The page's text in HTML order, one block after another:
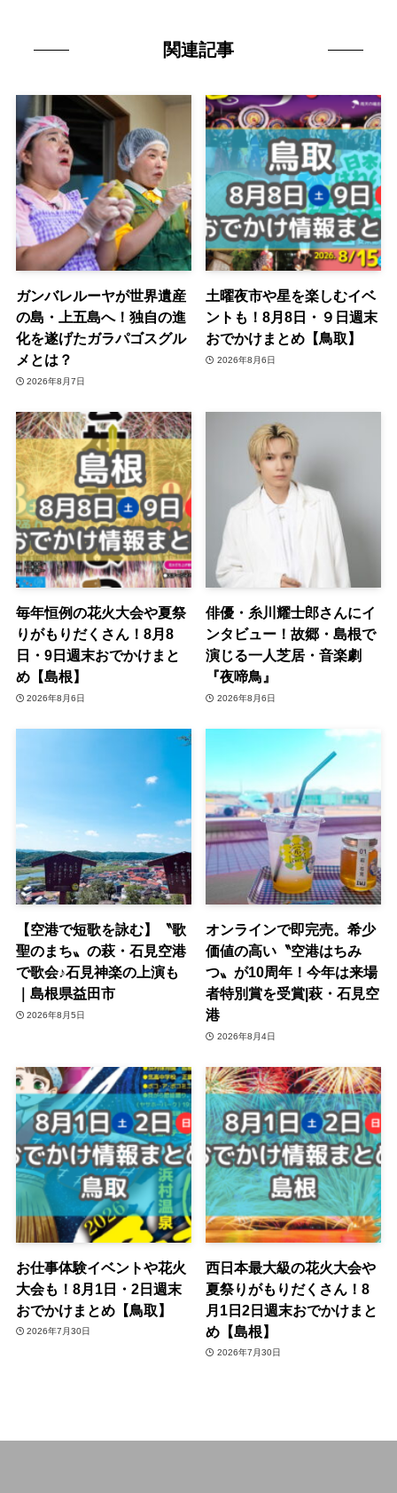
関連記事
ガンバレルーヤが世界遺産
の島・上五島へ！独自の進
化を遂げたガラパゴスグル
メとは？
2026年8月7日
土曜夜市や星を楽しむイベ
ントも！8月8日・９日週末
おでかけまとめ【鳥取】
2026年8月6日
毎年恒例の花火大会や夏祭
りがもりだくさん！8月8
日・9日週末おでかけまと
め【島根】
2026年8月6日
俳優・糸川耀士郎さんにイ
ンタビュー！故郷・島根で
演じる一人芝居・音楽劇
『夜啼鳥』
2026年8月6日
【空港で短歌を詠む】〝歌
聖のまち〟の萩・石見空港
で歌会♪石見神楽の上演も
｜島根県益田市
2026年8月5日
オンラインで即完売。希少
価値の高い〝空港はちみ
つ〟が10周年！今年は来場
者特別賞を受賞|萩・石見空
港
2026年8月4日
お仕事体験イベントや花火
大会も！8月1日・2日週末
おでかけまとめ【鳥取】
2026年7月30日
西日本最大級の花火大会や
夏祭りがもりだくさん！8
月1日2日週末おでかけまと
め【島根】
2026年7月30日